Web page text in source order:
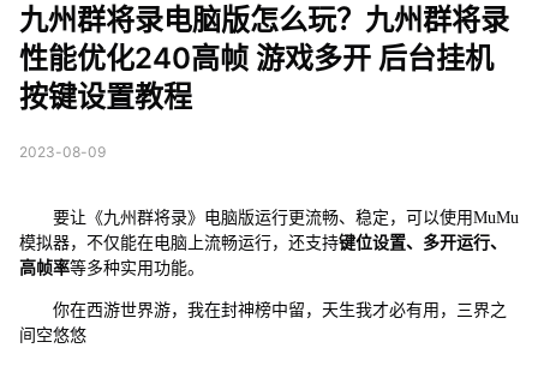
后台挂机 按键设置教程
九州群将录电脑版怎么玩？九州群将录
性能优化240高帧 游戏多开 后台挂机
按键设置教程
2023-08-09
要让《九州群将录》电脑版运行更流畅、稳定，可以使用MuMu
模拟器，不仅能在电脑上流畅运行，还支持键位设置、多开运行、
高帧率等多种实用功能。
你在西游世界游，我在封神榜中留，天生我才必有用，三界之
间空悠悠